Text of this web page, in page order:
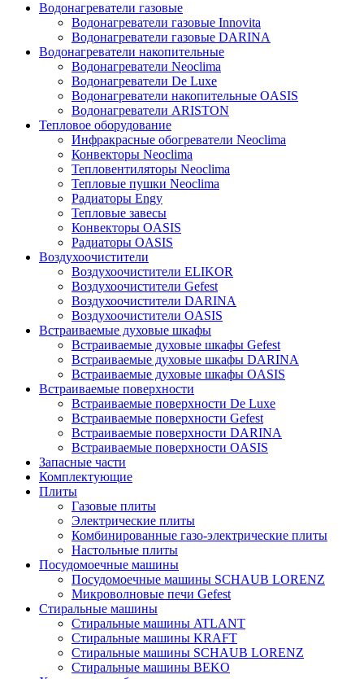
Водонагреватели газовые
Водонагреватели газовые Innovita
Водонагреватели газовые DARINA
Водонагреватели накопительные
Водонагреватели Neoclima
Водонагреватели De Luxe
Водонагреватели накопительные OASIS
Водонагреватели ARISTON
Тепловое оборудование
Инфракрасные обогреватели Neoclima
Конвекторы Neoclima
Тепловентиляторы Neoclima
Тепловые пушки Neoclima
Радиаторы Engy
Тепловые завесы
Конвекторы OASIS
Радиаторы OASIS
Воздухоочистители
Воздухоочистители ELIKOR
Воздухоочистители Gefest
Воздухоочистители DARINA
Воздухоочистители OASIS
Встраиваемые духовые шкафы
Встраиваемые духовые шкафы Gefest
Встраиваемые духовые шкафы DARINA
Встраиваемые духовые шкафы OASIS
Встраиваемые поверхности
Встраиваемые поверхности De Luxe
Встраиваемые поверхности Gefest
Встраиваемые поверхности DARINA
Встраиваемые поверхности OASIS
Запасные части
Комплектующие
Плиты
Газовые плиты
Электрические плиты
Комбинированные газо-электрические плиты
Настольные плиты
Посудомоечные машины
Посудомоечные машины SCHAUB LORENZ
Микроволновые печи Gefest
Стиральные машины
Стиральные машины ATLANT
Стиральные машины KRAFT
Стиральные машины SCHAUB LORENZ
Стиральные машины BEKO